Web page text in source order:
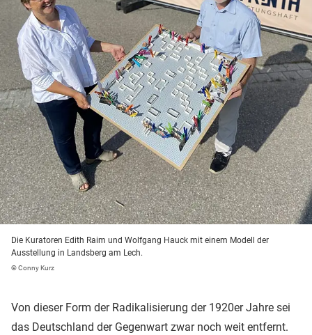
Die Kuratoren Edith Raim und Wolfgang Hauck mit einem Modell der
Ausstellung in Landsberg am Lech.
© Conny Kurz
Von dieser Form der Radikalisierung der 1920er Jahre sei
das Deutschland der Gegenwart zwar noch weit entfernt.